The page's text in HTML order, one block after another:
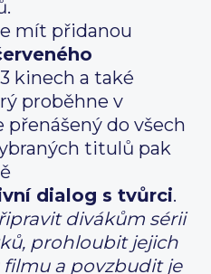
mít přidanou
kinech a také
proběhne v
do všech
titulů pak
dialog s tvůrci.
divákům sérii
prohloubit jejich
a povzbudit je